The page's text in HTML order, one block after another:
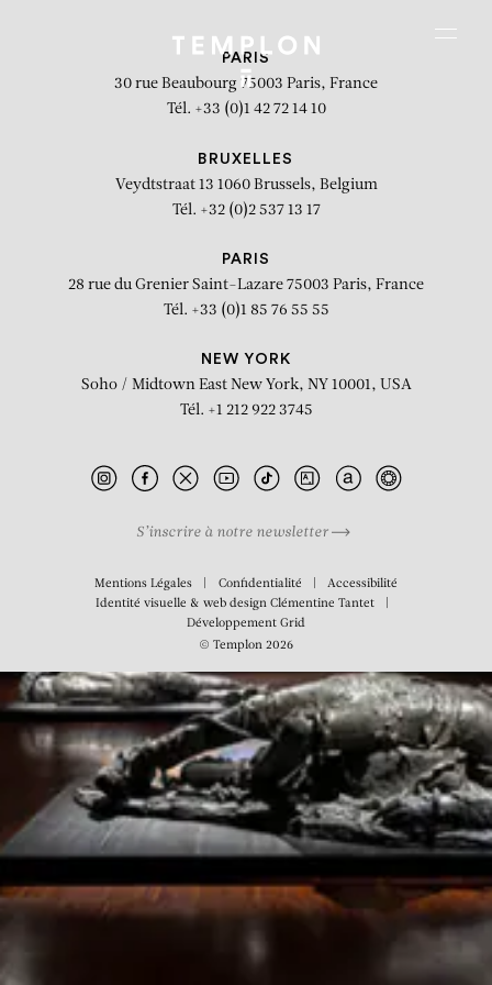
PARIS
30 rue Beaubourg 75003 Paris, France
Tél. +33 (0)1 42 72 14 10
BRUXELLES
Veydtstraat 13 1060 Brussels, Belgium
Tél. +32 (0)2 537 13 17
PARIS
28 rue du Grenier Saint-Lazare 75003 Paris, France
Tél. +33 (0)1 85 76 55 55
NEW YORK
Soho / Midtown East New York, NY 10001, USA
Tél. +1 212 922 3745
S’inscrire à notre newsletter
Mentions Légales Confidentialité
Accessibilité
Identité visuelle & web design Clémentine Tantet
Développement Grid
© Templon 2026